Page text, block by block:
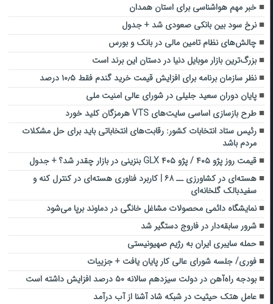
خبر مهم هواشناسی برای استان همدان
نرخ سود بین بانکی صعودی شد + جدول
چالش‌های نظام تامین مالی در بانک و بورس
بزرگ‌ترین بازار موبایل دنیا در دستان این برند است
نظر سازمان برنامه برای افزایش قیمت خرید گندم فقط ۱۰٫۵ درصد
پایان دوران سعید جلیلی در شورای عالی امنیت ملی
طرح بازسازی اساسی سایت‌های VTS هرمزگان کلید خورد
رئیس ستاد انتخابات کشور: رقابت‌های انتخاباتی باید برای حل مشکلات
مردم باشد
قیمت روز پژو ۴۰۵ / پژو ۴۰۵ GLX بنزینی در بازار چقدر شد؟ + جدول
هسته‌ای در کشاورزی ــ ۶۸ | کاربرد فناوری هسته‌ای در کنترل کنه و
سفیدبالک گلخانه‌ای
نمایشگاه دائمی محصولات مشاغل خانگی در دماوند برپا می‌شود
شرور سابقه‌دار در فاروج دستگیر شد
حمله سایبری ایران به رژیم صهیونیستی
فوری/ جلسه شورای عالی کار پایان یافت + جزییات
بودجه راه‌آهن در دولت سیزدهم سالانه ۵۰ درصد افزایش داشته است
عامل هتک حیثیت در شبکه شاد آشنا از آب درآمد